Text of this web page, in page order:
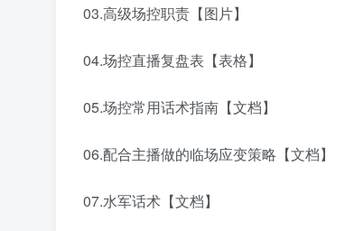
03.高级场控职责【图片】
04.场控直播复盘表【表格】
05.场控常用话术指南【文档】
06.配合主播做的临场应变策略【文档】
07.水军话术【文档】